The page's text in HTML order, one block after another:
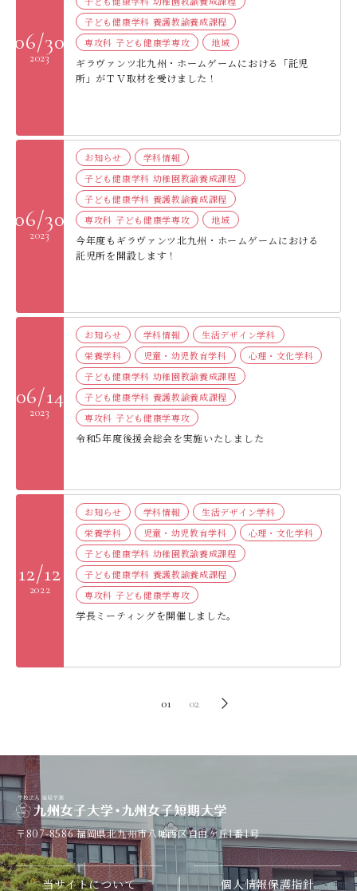
06/30
2023
子ども健康学科 養護教諭養成課程
専攻科 子ども健康学専攻
地域
ギラヴァンツ北九州・ホームゲームにおける「託児
所」がＴＶ取材を受けました！
06/30
2023
お知らせ
学科情報
子ども健康学科 幼稚園教諭養成課程
子ども健康学科 養護教諭養成課程
専攻科 子ども健康学専攻
地域
今年度もギラヴァンツ北九州・ホームゲームにおける
託児所を開設します！
06/14
2023
お知らせ 学科情報
生活デザイン学科
栄養学科
児童・幼児教育学科
心理・文化学科
子ども健康学科 幼稚園教諭養成課程
子ども健康学科 養護教諭養成課程
専攻科 子ども健康学専攻
令和5年度後援会総会を実施いたしました
12/12
2022
お知らせ 学科情報
生活デザイン学科
栄養学科
児童・幼児教育学科
心理・文化学科
子ども健康学科 幼稚園教諭養成課程
子ども健康学科 養護教諭養成課程
専攻科 子ども健康学専攻
学長ミーティングを開催しました。
01 02
〒807-8586福岡県北九州市八幡西区自由ケ丘1番1号
当サイトについて 個人情報保護指針